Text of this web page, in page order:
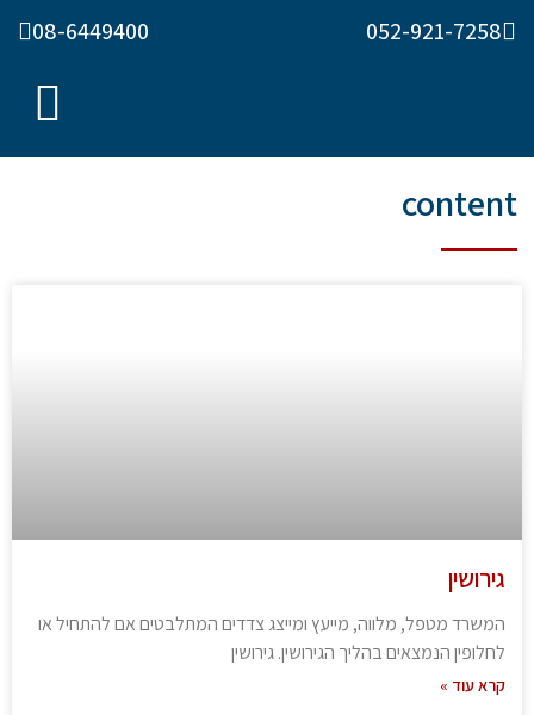
052-921-7258
08-6449400
content
גירושין
המשרד מטפל, מלווה, מייעץ ומייצג צדדים המתלבטים אם להתחיל או
לחלופין הנמצאים בהליך הגירושין. גירושין
קרא עוד »